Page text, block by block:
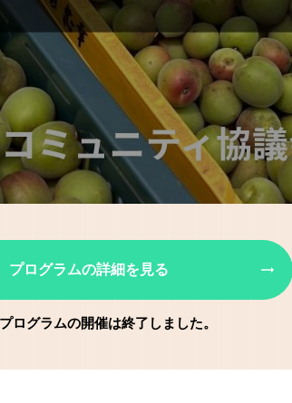
プログラムの詳細を見る
ログラムの開催は終了しました。